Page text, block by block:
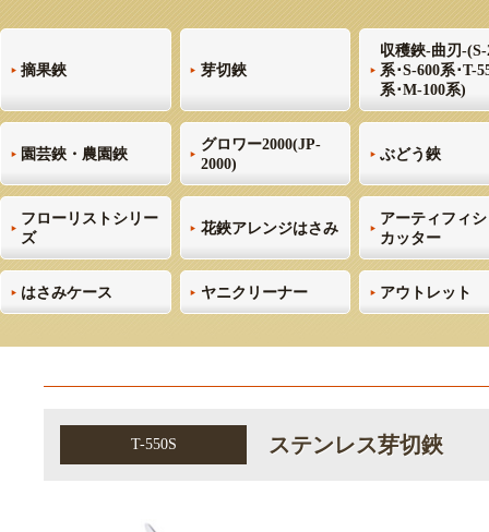
摘果鋏 芽切鋏
収穫鋏-曲刃-(S-
系･S-600系･T-
系･M-100系)
園芸鋏・農園鋏
グロワー2000(JP-
2000)
ぶどう鋏
フローリストシリー
ズ
花鋏アレンジはさみ
アーティフィ
カッター
はさみケース ヤニクリーナー アウトレット
T-550S ステンレス芽切鋏